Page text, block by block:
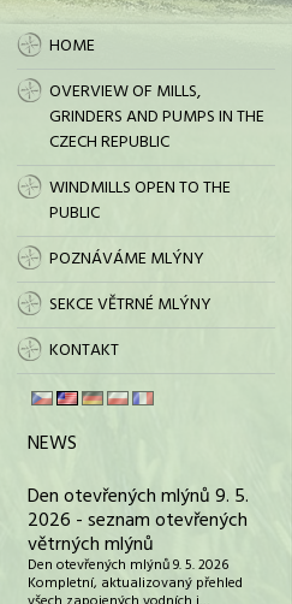
HOME
OVERVIEW OF MILLS,
GRINDERS AND PUMPS IN THE
CZECH REPUBLIC
WINDMILLS OPEN TO THE
PUBLIC
POZNÁVÁME MLÝNY
SEKCE VĚTRNÉ MLÝNY
KONTAKT
NEWS
Den otevřených mlýnů 9. 5.
2026 - seznam otevřených
větrných mlýnů
Den otevřených mlýnů 9. 5. 2026
Kompletní, aktualizovaný přehled